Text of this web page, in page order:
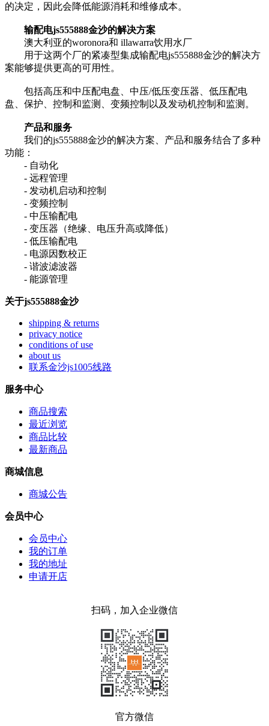
的决定，因此会降低能源消耗和维修成本。
输配电js555888金沙的解决方案
澳大利亚的woronora和 illawarra饮用水厂
用于这两个厂的紧凑型集成输配电js555888金沙的解决方
案能够提供更高的可用性。
包括高压和中压配电盘、中压/低压变压器、低压配电
盘、保护、控制和监测、变频控制以及发动机控制和监测。
产品和服务
我们的js555888金沙的解决方案、产品和服务结合了多种
功能：
- 自动化
- 远程管理
- 发动机启动和控制
- 变频控制
- 中压输配电
- 变压器（绝缘、电压升高或降低）
- 低压输配电
- 电源因数校正
- 谐波滤波器
- 能源管理
关于js555888金沙
shipping & returns
privacy notice
conditions of use
about us
联系金沙js1005线路
服务中心
商品搜索
最近浏览
商品比较
最新商品
商城信息
商城公告
会员中心
会员中心
我的订单
我的地址
申请开店
扫码，加入企业微信
官方微信